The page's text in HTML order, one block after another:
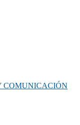
COMUNICACIÓN